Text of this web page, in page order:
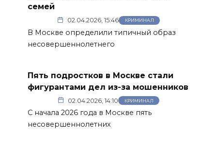
семей
02.04.2026, 15:46 КРИМИНАЛ
В Москве определили типичный образ
несовершеннолетнего
Пять подростков в Москве стали
фигурантами дел из-за мошенников
02.04.2026, 14:10 КРИМИНАЛ
С начала 2026 года в Москве пять
несовершеннолетних